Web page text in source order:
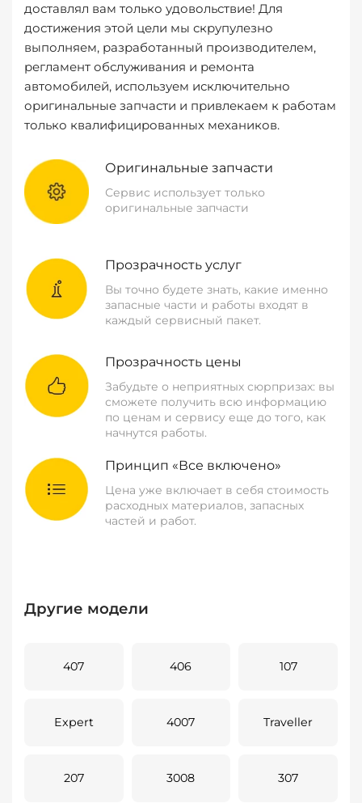
доставлял вам только удовольствие! Для
достижения этой цели мы скрупулезно
выполняем, разработанный производителем,
регламент обслуживания и ремонта
автомобилей, используем исключительно
оригинальные запчасти и привлекаем к работам
только квалифицированных механиков.
Оригинальные запчасти
Сервис использует только
оригинальные запчасти
Прозрачность услуг
Вы точно будете знать, какие именно
запасные части и работы входят в
каждый сервисный пакет.
Прозрачность цены
Забудьте о неприятных сюрпризах: вы
сможете получить всю информацию
по ценам и сервису еще до того, как
начнутся работы.
Принцип «Все включено»
Цена уже включает в себя стоимость
расходных материалов, запасных
частей и работ.
Другие модели
407 406 107
Expert 4007 Traveller
207 3008 307